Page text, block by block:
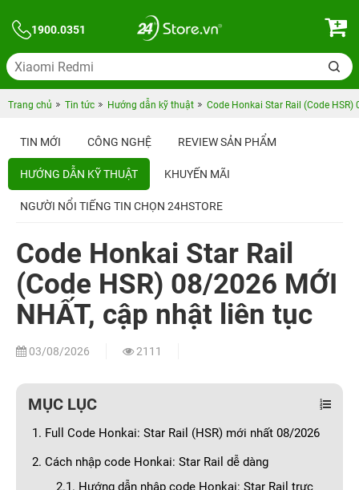
1900.0351
Trang chủ Tin tức Hướng dẫn kỹ thuật Code Honkai Star Rail (Code
TIN MỚI CÔNG NGHỆ REVIEW SẢN PHẨM
HƯỚNG DẪN KỸ THUẬT KHUYẾN MÃI
NGƯỜI NỔI TIẾNG TIN CHỌN 24HSTORE
Code Honkai Star Rail
(Code HSR) 08/2026 MỚI
NHẤT, cập nhật liên tục
03/08/2026 2111
MỤC LỤC
1. Full Code Honkai: Star Rail (HSR) mới nhất 08/2026
2. Cách nhập code Honkai: Star Rail dễ dàng
2.1. Hướng dẫn nhập code Honkai: Star Rail trực